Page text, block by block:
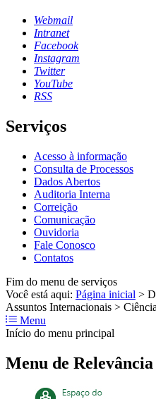
Webmail
Intranet
Facebook
Instagram
Twitter
YouTube
RSS
Serviços
Acesso à informação
Consulta de Processos
Dados Abertos
Auditoria Interna
Correição
Comunicação
Ouvidoria
Fale Conosco
Contatos
Fim do menu de serviços
Você está aqui: Página inicial >
Assuntos Internacionais >
Menu
Início do menu principal
Menu de Relevância